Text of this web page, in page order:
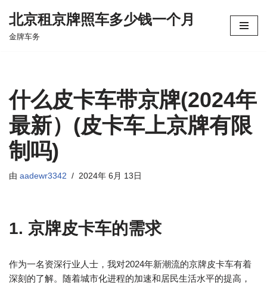
跳
北京租京牌照车多少钱一个月
金牌车务
什么皮卡车带京牌(2024年
最新）(皮卡车上京牌有限
制吗)
由 aadewr3342 2024年 6月 13日
1. 京牌皮卡车的需求
作为一名资深行业人士，我对2024年新潮流的京牌皮卡车有着
深刻的了解。随着城市化进程的加速和居民生活水平的提高，